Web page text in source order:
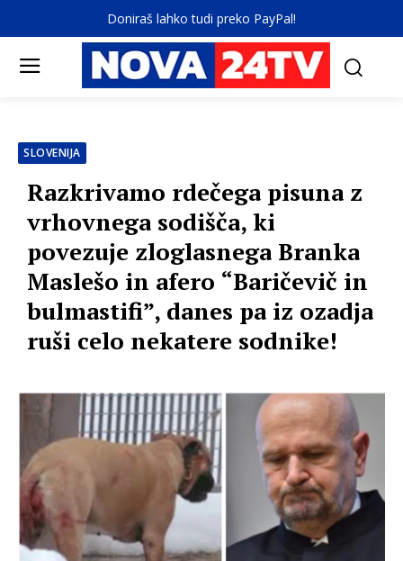
Doniraš lahko tudi preko PayPal!
SLOVENIJA
Razkrivamo rdečega pisuna z
vrhovnega sodišča, ki
povezuje zloglasnega Branka
Maslešo in afero “Baričevič in
bulmastifi”, danes pa iz ozadja
ruši celo nekatere sodnike!